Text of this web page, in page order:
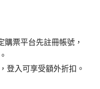
票平台先註冊帳號，
登入可享受額外折扣。